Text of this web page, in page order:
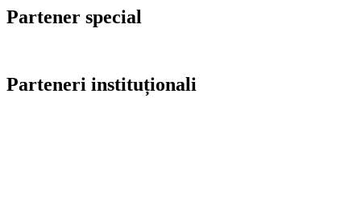
Partener special
Parteneri instituționali